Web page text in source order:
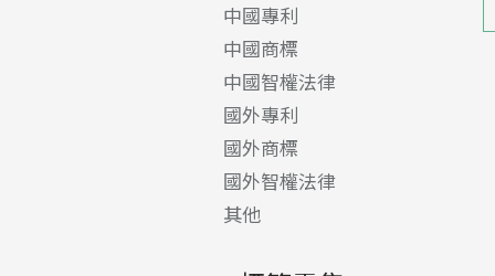
中國專利
中國商標
中國智權法律
國外專利
國外商標
國外智權法律
其他